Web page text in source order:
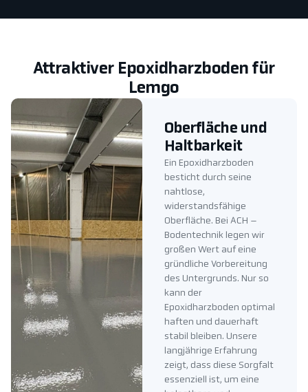
Attraktiver Epoxidharzboden für
Lemgo
Oberfläche und
Haltbarkeit
Ein Epoxidharzboden
besticht durch seine
nahtlose,
widerstandsfähige
Oberfläche. Bei ACH –
Bodentechnik legen wir
großen Wert auf eine
gründliche Vorbereitung
des Untergrunds. Nur so
kann der
Epoxidharzboden optimal
haften und dauerhaft
stabil bleiben. Unsere
langjährige Erfahrung
zeigt, dass diese Sorgfalt
essenziell ist, um eine